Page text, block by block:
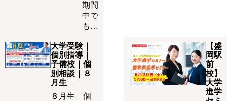
期間
中で
も…
大学受験｜
個別指導｜
予備校｜個
別相談｜８
月生
８月生 個
【盛
岡駅
前
校】
大学
進学